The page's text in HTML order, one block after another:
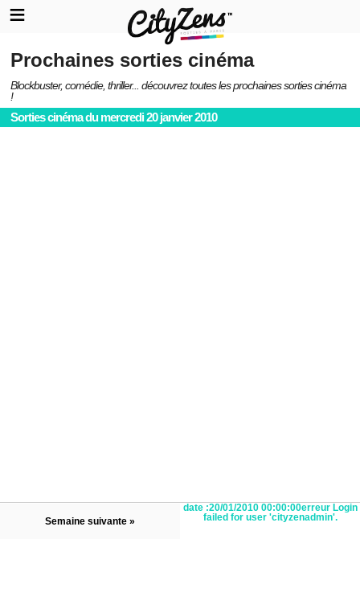
Prochaines sorties cinéma
Blockbuster, comédie, thriller... découvrez toutes les prochaines sorties cinéma
!
Sorties cinéma du mercredi 20 janvier 2010
Semaine suivante
date :20/01/2010 00:00:00erreur Login
failed for user 'cityzenadmin'.